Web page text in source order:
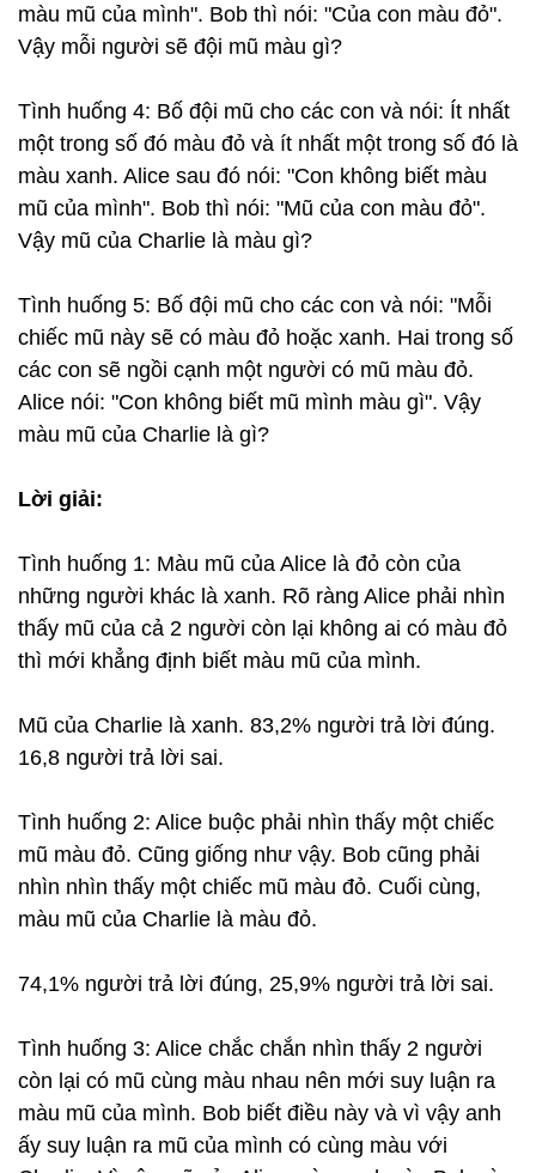
màu mũ của mình". Bob thì nói: "Của con màu đỏ".
Vậy mỗi người sẽ đội mũ màu gì?
Tình huống 4: Bố đội mũ cho các con và nói: Ít nhất
một trong số đó màu đỏ và ít nhất một trong số đó là
màu xanh. Alice sau đó nói: "Con không biết màu
mũ của mình". Bob thì nói: "Mũ của con màu đỏ".
Vậy mũ của Charlie là màu gì?
Tình huống 5: Bố đội mũ cho các con và nói: "Mỗi
chiếc mũ này sẽ có màu đỏ hoặc xanh. Hai trong số
các con sẽ ngồi cạnh một người có mũ màu đỏ.
Alice nói: "Con không biết mũ mình màu gì". Vậy
màu mũ của Charlie là gì?
Lời giải:
Tình huống 1: Màu mũ của Alice là đỏ còn của
những người khác là xanh. Rõ ràng Alice phải nhìn
thấy mũ của cả 2 người còn lại không ai có màu đỏ
thì mới khẳng định biết màu mũ của mình.
Mũ của Charlie là xanh. 83,2% người trả lời đúng.
16,8 người trả lời sai.
Tình huống 2: Alice buộc phải nhìn thấy một chiếc
mũ màu đỏ. Cũng giống như vậy. Bob cũng phải
nhìn nhìn thấy một chiếc mũ màu đỏ. Cuối cùng,
màu mũ của Charlie là màu đỏ.
74,1% người trả lời đúng, 25,9% người trả lời sai.
Tình huống 3: Alice chắc chắn nhìn thấy 2 người
còn lại có mũ cùng màu nhau nên mới suy luận ra
màu mũ của mình. Bob biết điều này và vì vậy anh
ấy suy luận ra mũ của mình có cùng màu với